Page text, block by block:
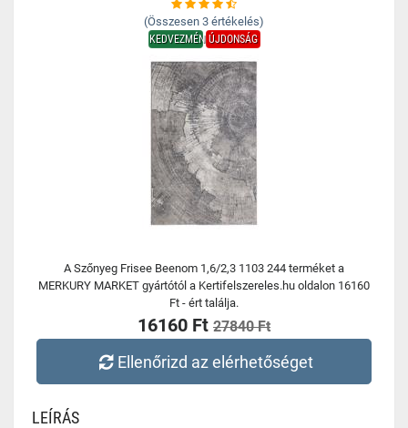
(Összesen 3 értékelés)
KEDVEZMÉNYÚJDONSÁG
A Szőnyeg Frisee Beenom 1,6/2,3 1103 244 terméket a
MERKURY MARKET gyártótól a Kertifelszereles.hu oldalon 16160
Ft - ért találja.
16160 Ft 27840 Ft
Ellenőrizd az elérhetőséget
LEÍRÁS